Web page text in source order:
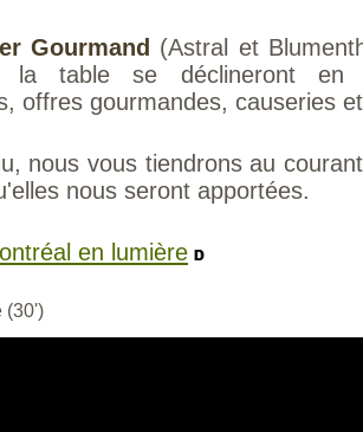
Gourmand (Astral et
la table se déclineront en
offres gourmandes, causeries
nous vous tiendrons au
nous seront apportées.
en lumière
(30')